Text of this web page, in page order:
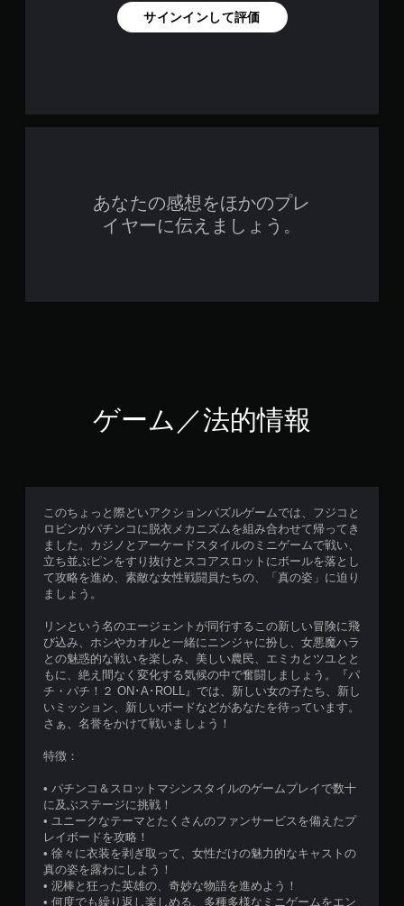
サインインして評価
あなたの感想をほかのプレ
イヤーに伝えましょう。
ゲーム／法的情報
このちょっと際どいアクションパズルゲームでは、フジコと
ロビンがパチンコに脱衣メカニズムを組み合わせて帰ってき
ました。カジノとアーケードスタイルのミニゲームで戦い、
立ち並ぶピンをすり抜けとスコアスロットにボールを落とし
て攻略を進め、素敵な女性戦闘員たちの、「真の姿」に迫り
ましょう。
リンという名のエージェントが同行するこの新しい冒険に飛
び込み、ホシやカオルと一緒にニンジャに扮し、女悪魔ハラ
との魅惑的な戦いを楽しみ、美しい農民、エミカとツユとと
もに、絶え間なく変化する気候の中で奮闘しましょう。『パ
チ・パチ！２ ON･A･ROLL』では、新しい女の子たち、新し
いミッション、新しいボードなどがあなたを待っています。
さぁ、名誉をかけて戦いましょう！
特徴：
• パチンコ＆スロットマシンスタイルのゲームプレイで数十
に及ぶステージに挑戦！
• ユニークなテーマとたくさんのファンサービスを備えたプ
レイボードを攻略！
• 徐々に衣装を剥ぎ取って、女性だけの魅力的なキャストの
真の姿を露わにしよう！
• 泥棒と狂った英雄の、奇妙な物語を進めよう！
• 何度でも繰り返し楽しめる、多種多様なミニゲームをエン